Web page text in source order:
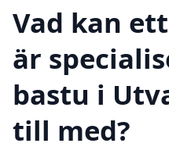
Vad kan
är
bastu i
till med?